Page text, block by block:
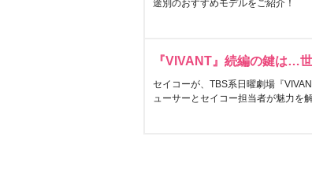
途別のおすすめモデルをご紹介！
『VIVANT』続編の鍵は…
セイコーが、TBS系日曜劇場『
ューサーとセイコー担当者が魅力を解